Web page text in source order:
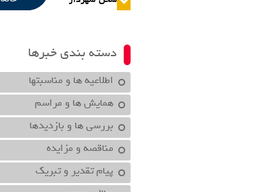
دسته بندی خبرها
اطلاعیه ها و مناسبتها
همایش ها و مراسم
بررسی ها و بازدیدها
مناقصه و مزایده
پیام تقدیر و تبریک